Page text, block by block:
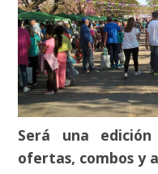
Será una
ofertas, combos y